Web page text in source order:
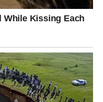
vratila je vjeru u
je najteže prihvatiti: ljubav
Prelazi u uspomene,
Tuga je cijena koju
A kad volimo iskreno, ta
nas mijenja, nosi i